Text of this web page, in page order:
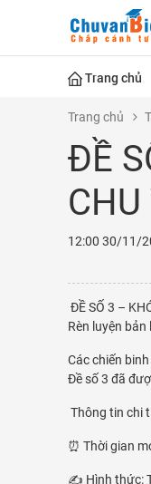
Trang chủ
Trang chủ
ĐỀ
12:00 30/11/
ĐỀ SỐ 3 –
Rèn luyện
Các chiến
Đề số 3 đã
Thông tin chi
⏰ Thời gian
✍️ Hình thức: